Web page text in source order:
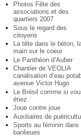
Photos Fête des
associations et des
quartiers 2007
Sous le regard des
citoyens
La tête dans le béton,
main sur le coeur
Le Panthéon d’Auber
Chantier de VEOLIA
canalisation d’eau
avenue Victor Hugo
Le Brésil comme si
étiez
Joue contre joue
Auxiliaires de
Sports au féminin dans
banlieues